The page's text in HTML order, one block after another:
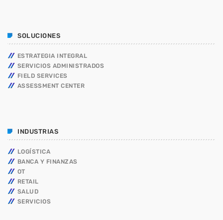
SOLUCIONES
ESTRATEGIA INTEGRAL
SERVICIOS ADMINISTRADOS
FIELD SERVICES
ASSESSMENT CENTER
INDUSTRIAS
LOGÍSTICA
BANCA Y FINANZAS
OT
RETAIL
SALUD
SERVICIOS